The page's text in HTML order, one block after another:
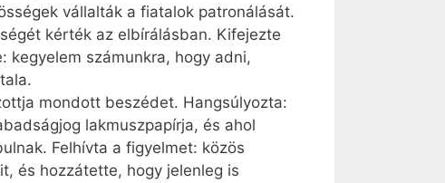
vállalták a fiatalok patronálását.
kérték az elbírálásban. Kifejezte
kegyelem számunkra, hogy adni,
mondott beszédet. Hangsúlyozta:
lakmuszpapírja, és ahol
Felhívta a figyelmet: közös
és hozzátette, hogy jelenleg is